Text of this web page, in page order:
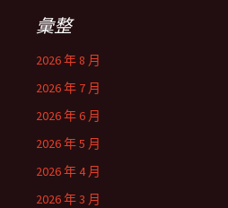
彙整
2026 年 8 月
2026 年 7 月
2026 年 6 月
2026 年 5 月
2026 年 4 月
2026 年 3 月